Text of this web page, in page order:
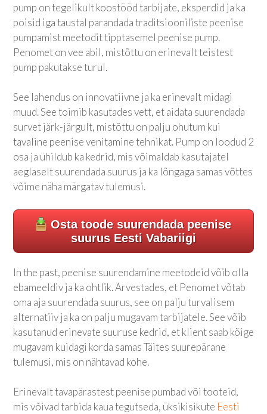
pump on tegelikult koostööd tarbijate, eksperdid ja ka
poisid iga taustal parandada traditsiooniliste peenise
pumpamist meetodit tipptasemel peenise pump.
Penomet on vee abil, mistõttu on erinevalt teistest
pump pakutakse turul.
See lahendus on innovatiivne ja ka erinevalt midagi
muud. See toimib kasutades vett, et aidata suurendada
survet järk-järgult, mistõttu on palju ohutum kui
tavaline peenise venitamine tehnikat. Pump on loodud 2
osa ja ühildub ka kedrid, mis võimaldab kasutajatel
aeglaselt suurendada suurus ja ka lõngaga samas võttes
võime näha märgatav tulemusi.
Osta toode suurendada peenise
suurus Eesti Vabariigi
In the past, peenise suurendamine meetodeid võib olla
ebameeldiv ja ka ohtlik. Arvestades, et Penomet võtab
oma aja suurendada suurus, see on palju turvalisem
alternatiiv ja ka on palju mugavam tarbijatele. See võib
kasutanud erinevate suuruse kedrid, et klient saab kõige
mugavam kuidagi korda samas Täites suurepärane
tulemusi, mis on nähtavad kohe.
Erinevalt tavapärastest peenise pumbad või tooteid,
mis võivad tarbida kaua tegutseda, üksikisikute Eesti